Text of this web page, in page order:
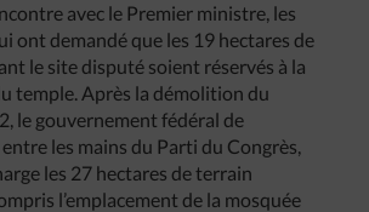
avec le Premier ministre, les
ont demandé que les 19 hectares de
le site disputé soient réservés à la
temple. Après la démolition du
le gouvernement fédéral de
entre les mains du Parti du Congrès,
les 27 hectares de terrain
l’emplacement de la mosquée